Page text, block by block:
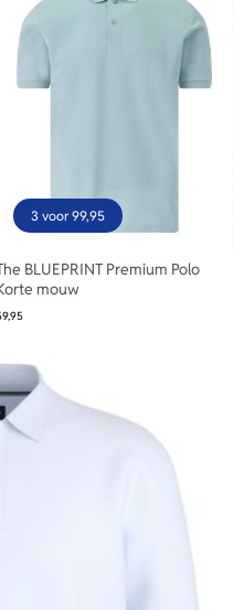
3 voor 99,95
BLUEPRINT Premium Polo
mouw